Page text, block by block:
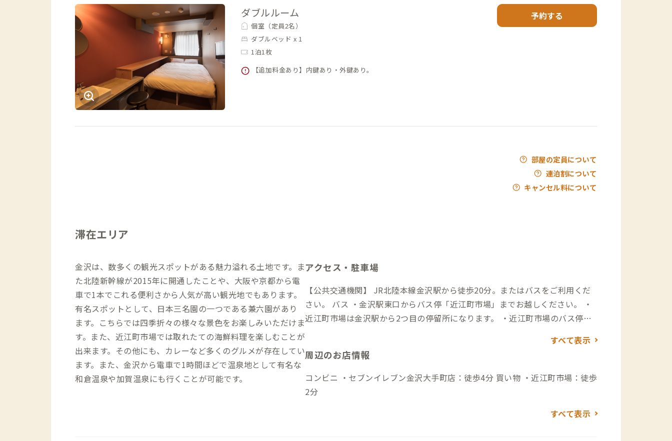
ダブルルーム
個室（定員2名）
ダブルベッド x 1
1泊1枚
【追加料金あり】内鍵あり・外鍵あり。
予約する
部屋の定員について
連泊割について
キャンセル料について
滞在エリア
金沢は、数多くの観光スポットがある魅力溢れる土地です。ま
た北陸新幹線が2015年に開通したことや、大阪や京都から電
車で1本でこれる便利さから人気が高い観光地でもあります。
有名スポットとして、日本三名園の一つである兼六園があり
ます。こちらでは四季折々の様々な景色をお楽しみいただけま
す。また、近江町市場では取れたての海鮮料理を楽しむことが
出来ます。その他にも、カレーなど多くのグルメが存在してい
ます。また、金沢から電車で1時間ほどで温泉地として有名な
和倉温泉や加賀温泉にも行くことが可能です。
アクセス・駐車場
【公共交通機関】 JR北陸本線金沢駅から徒歩20分。またはバスをご利用くだ
さい。 バス ・金沢駅東口からバス停「近江町市場」までお越しください。 ・
近江町市場は金沢駅から2つ目の停留所になります。 ・近江町市場のバス停か
用駐車場の用意がないため、近隣のコインパーキングのご利用をお願いしてお
ります。近隣に複数ヵ所コインパーキングがございます。
すべて表示
周辺のお店情報
コンビニ ・セブンイレブン金沢大手町店：徒歩4分 買い物 ・近江町市場：徒歩
2分
すべて表示